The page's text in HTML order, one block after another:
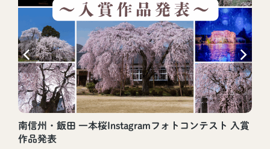
南信州・飯田 一本桜Instagramフォトコンテスト 入賞
作品発表